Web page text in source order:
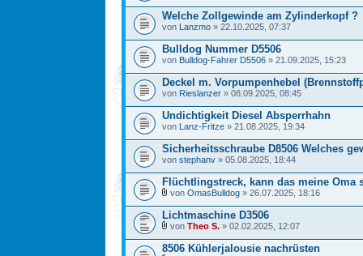
Welche Zollgewinde am Zylinderkopf ?
von Lanzmo » 22.10.2025, 07:37
Bulldog Nummer D5506
von Bulldog-Fahrer D5506 » 21.09.2025, 15:23
Deckel m. Vorpumpenhebel
von Rieslanzer » 08.09.2025, 08:45
Undichtigkeit Diesel Absperrhahn
von Lanz-Fritze » 21.08.2025, 19:34
Sicherheitsschraube D8506 Welches
von stephanv » 05.08.2025, 18:44
Flüchtlingstreck, kann das meine Oma
von OmasBulldog » 26.07.2025, 18:16
Lichtmaschine D3506
von Theo S. » 02.02.2025, 12:07
8506 Kühlerjalousie nachrüsten